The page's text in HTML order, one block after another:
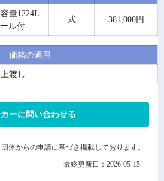
量1224L
ル付
式 381,000円
価格の適用
渡し
ーに問い合わせる
体からの申請に基づき掲載しております。
最終更新日：2026-05-15